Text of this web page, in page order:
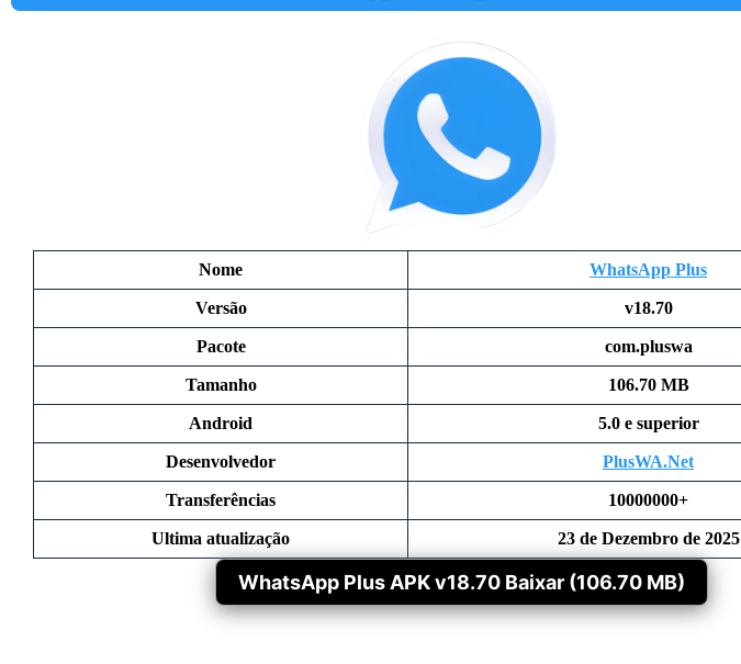
Nome WhatsApp Plus
Versão v18.70
Pacote com.pluswa
Tamanho 106.70 MB
Android 5.0 e superior
Desenvolvedor PlusWA.Net
Transferências 10000000+
Ultima atualização 23 de Dezembro de 2025
WhatsApp Plus APK v18.70 Baixar (106.70 MB)